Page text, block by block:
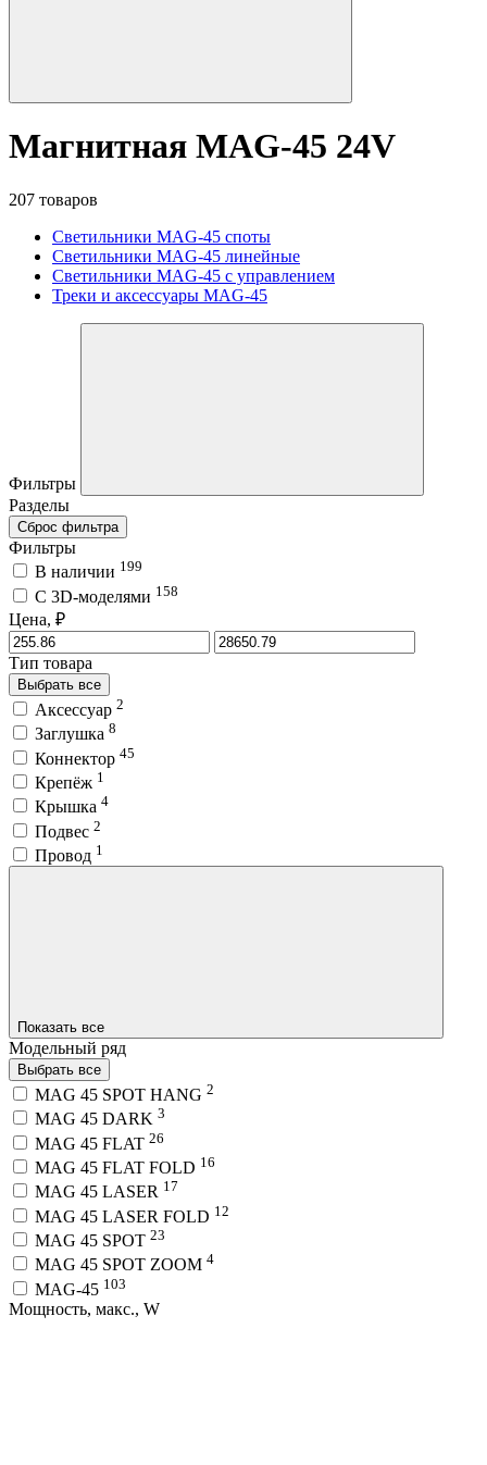
Магнитная MAG-45 24V
207 товаров
Светильники MAG-45 споты
Светильники MAG-45 линейные
Светильники MAG-45 с управлением
Треки и аксессуары MAG-45
Фильтры
Разделы
Сброс фильтра
Фильтры
В наличии 199
C 3D-моделями 158
Цена, ₽
Тип товара
Выбрать все
Аксессуар 2
Заглушка 8
Коннектор 45
Крепёж 1
Крышка 4
Подвес 2
Провод 1
Показать все
Модельный ряд
Выбрать все
MAG 45 SPOT HANG 2
MAG 45 DARK 3
MAG 45 FLAT 26
MAG 45 FLAT FOLD 16
MAG 45 LASER 17
MAG 45 LASER FOLD 12
MAG 45 SPOT 23
MAG 45 SPOT ZOOM 4
MAG-45 103
Мощность, макс., W